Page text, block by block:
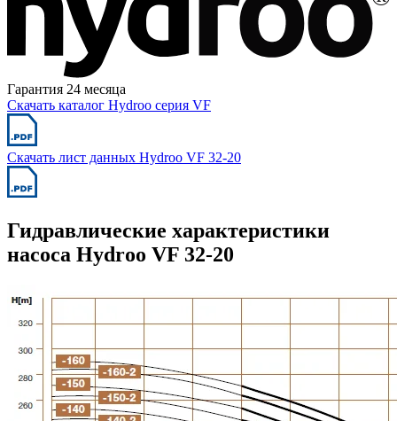
Гарантия 24 месяца
Скачать каталог Hydroo серия VF
Скачать лист данных Hydroo VF 32-20
Гидравлические характеристики
насоса Hydroo VF 32-20